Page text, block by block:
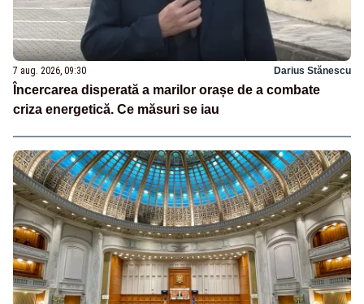
7 aug. 2026, 09:30 Darius Stănescu
Încercarea disperată a marilor orașe de a combate
criza energetică. Ce măsuri se iau